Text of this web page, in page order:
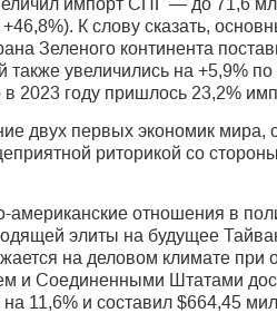
импорт СПГ — до 71,6
К слову сказать,
Зеленого континента
также увеличились на +5,9%
2023 году пришлось 23,2%
двух первых экономик
риторикой со
американские отношения в
элиты на будущее
на деловом климате при
и Соединенными Штатами
11,6% и составил $664,45